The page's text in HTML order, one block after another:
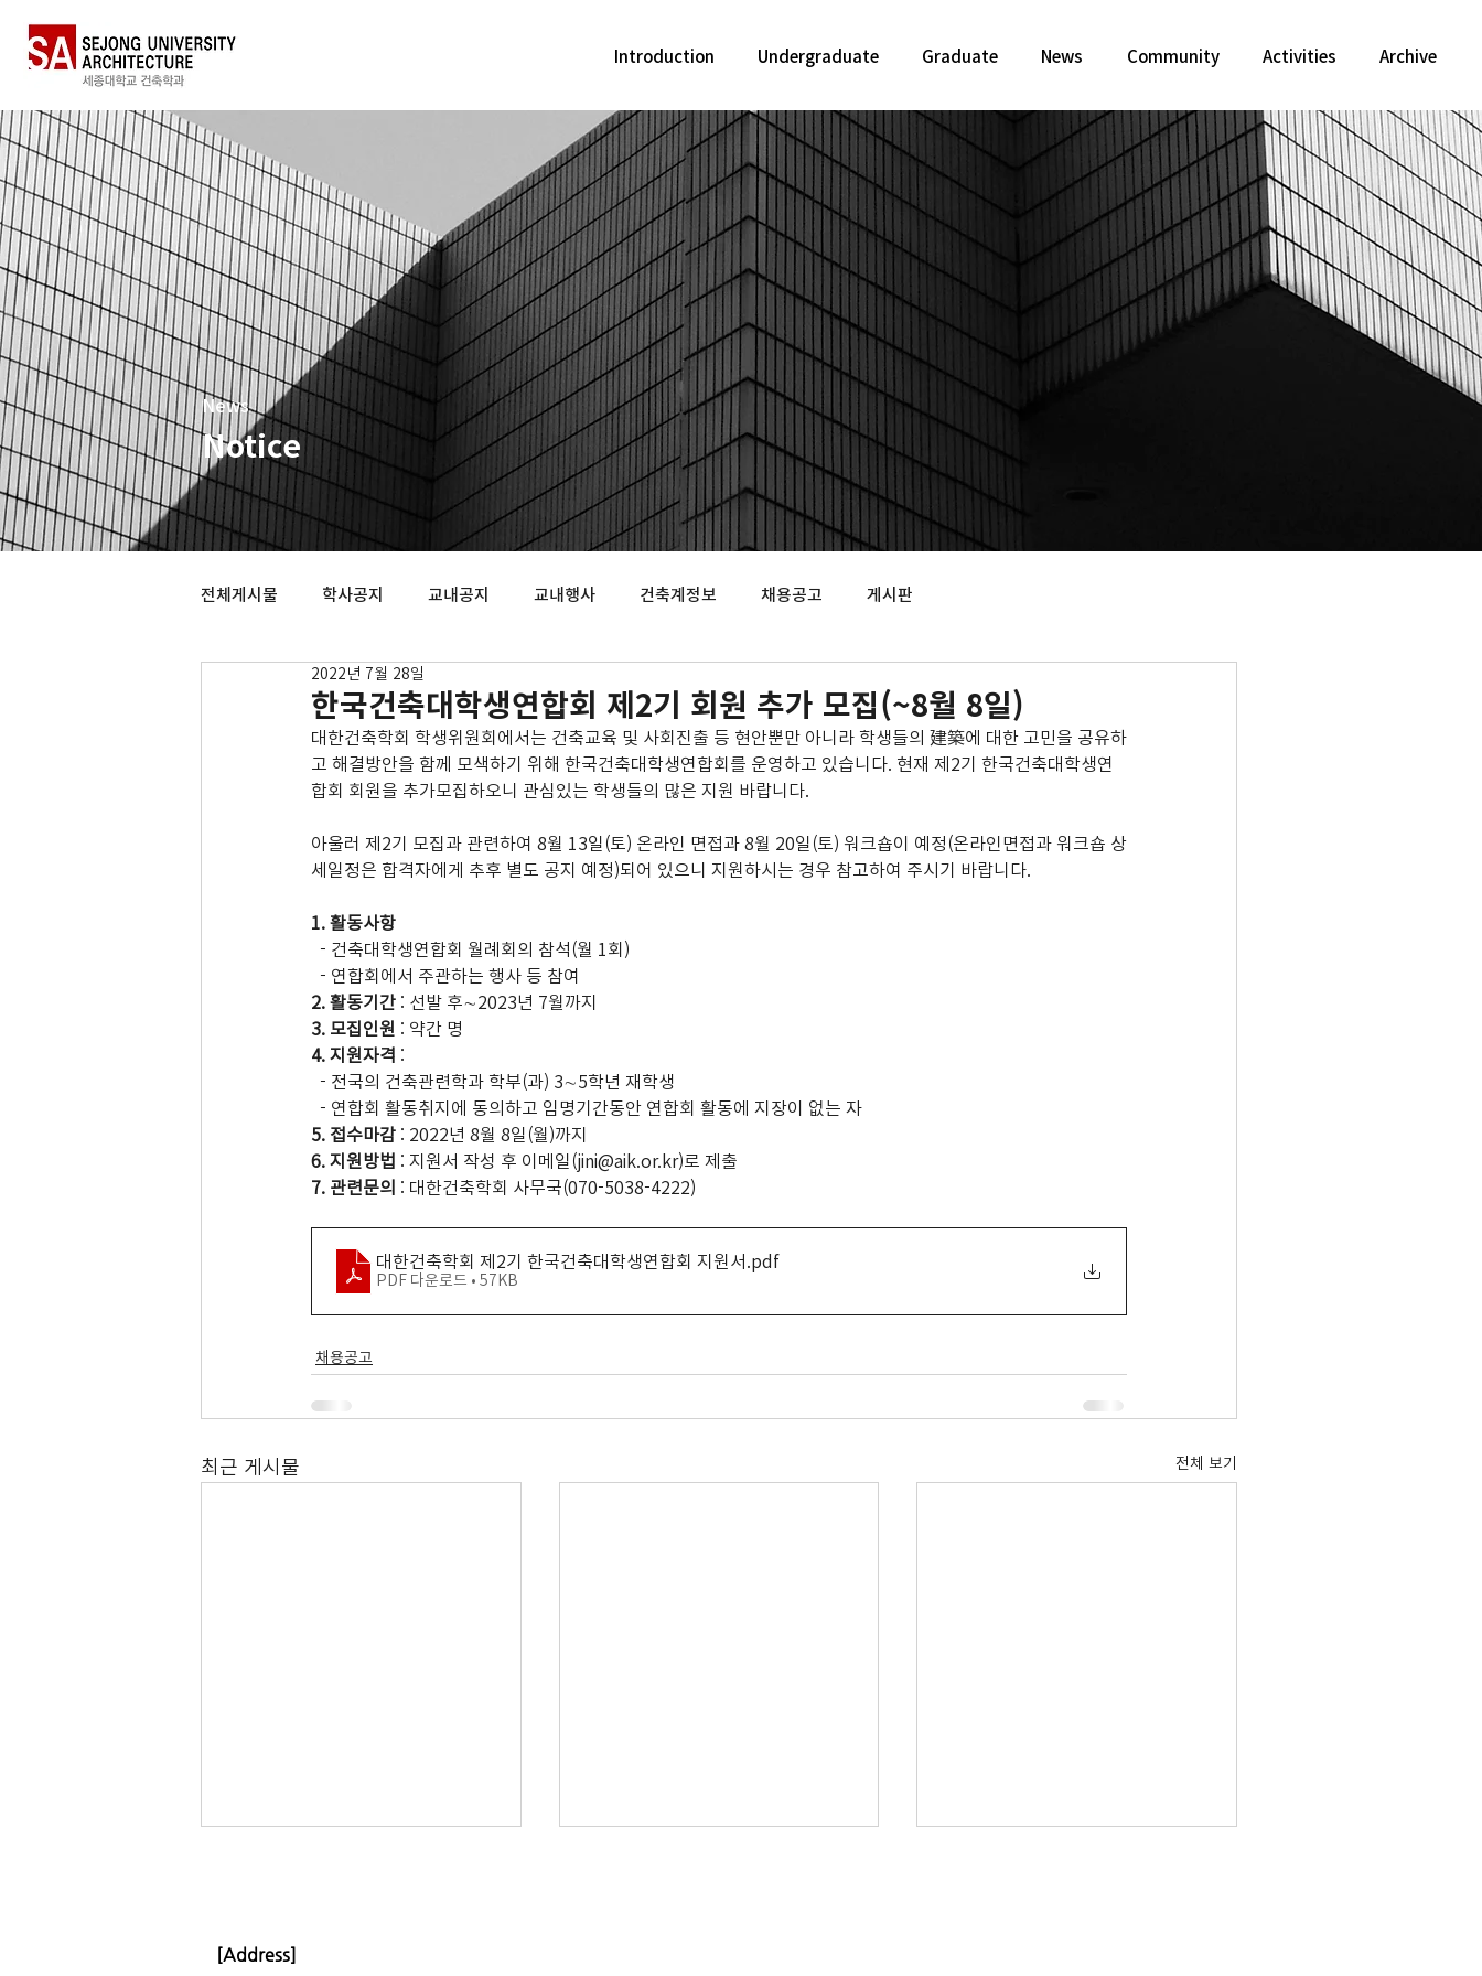
Introduction Undergraduate Graduate News Community Activities Archive
News
Notice
전체게시물 학사공지 교내공지 교내행사 건축계정보 채용공고 게시판
한국건축대학생연합회 제2기 회원 추가 모집(~8월 8일)
2022년 7월 28일
대한건축학회 학생위원회에서는 건축교육 및 사회진출 등 현안뿐만 아니라 학생들의 建築에 대한 고민을 공유하
고 해결방안을 함께 모색하기 위해 한국건축대학생연합회를 운영하고 있습니다. 현재 제2기 한국건축대학생연
합회 회원을 추가모집하오니 관심있는 학생들의 많은 지원 바랍니다.
아울러 제2기 모집과 관련하여 8월 13일(토) 온라인 면접과 8월 20일(토) 워크숍이 예정(온라인면접과 워크숍 상
세일정은 합격자에게 추후 별도 공지 예정)되어 있으니 지원하시는 경우 참고하여 주시기 바랍니다.
1. 활동사항
  - 건축대학생연합회 월례회의 참석(월 1회)
  - 연합회에서 주관하는 행사 등 참여
2. 활동기간 : 선발 후∼2023년 7월까지
3. 모집인원 : 약간 명
4. 지원자격 :
  - 전국의 건축관련학과 학부(과) 3∼5학년 재학생
  - 연합회 활동취지에 동의하고 임명기간동안 연합회 활동에 지장이 없는 자
5. 접수마감 : 2022년 8월 8일(월)까지
6. 지원방법 : 지원서 작성 후 이메일(jini@aik.or.kr)로 제출
7. 관련문의 : 대한건축학회 사무국(070-5038-4222)
대한건축학회 제2기 한국건축대학생연합회 지원서 .pdf
PDF 다운로드 • 57KB
채용공고
최근 게시물 전체 보기
[Address]